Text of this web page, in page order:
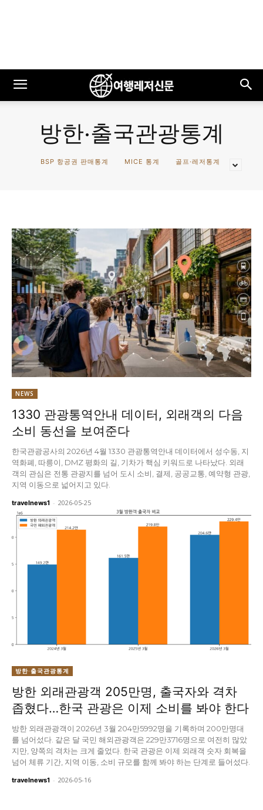
방한·출국관광통계
BSP 항공권 판매통계 MICE 통계 골프·레저통계
NEWS
1330 관광통역안내 데이터, 외래객의 다음
소비 동선을 보여준다
한국관광공사의 2026년 4월 1330 관광통역안내 데이터에서 성수동, 지
역화폐, 따릉이, DMZ 평화의 길, 기차가 핵심 키워드로 나타났다. 외래
객의 관심은 전통 관광지를 넘어 도시 소비, 결제, 공공교통, 예약형 관광,
지역 이동으로 넓어지고 있다.
travelnews1 - 2026-05-25
방한·출국관광통계
방한 외래관광객 205만명, 출국자와 격차
좁혔다…한국 관광은 이제 소비를 봐야 한다
방한 외래관광객이 2026년 3월 204만5992명을 기록하며 200만명대
를 넘어섰다. 같은 달 국민 해외관광객은 229만3716명으로 여전히 많았
지만, 양쪽의 격차는 크게 줄었다. 한국 관광은 이제 외래객 숫자 회복을
넘어 체류 기간, 지역 이동, 소비 규모를 함께 봐야 하는 단계로 들어섰다.
travelnews1 - 2026-05-16